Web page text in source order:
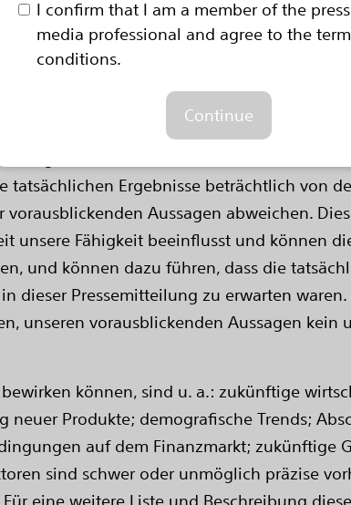
I confirm that I am a member of the
media professional and agree to the
conditions.
Continue
Act von 1934. In die Zukunft
„beabsichtigen“ und ähnlichen
Annahmen und Einschätzungen,
dazu gedacht, Garantien für
u. a. Aussagen in Bezug auf
liegenden Annahmen sich als falsch
tatsächlichen Ergebnisse beträchtlich von
Aussagen abweichen.
unsere Fähigkeit beeinflusst und können
und können dazu führen, dass die
dieser Pressemitteilung zu erwarten
unseren vorausblickenden Aussagen kein
können, sind u. a.: zukünftige
neuer Produkte; demografische Trends;
auf dem Finanzmarkt; zukünftige
sind schwer oder unmöglich präzise
eine weitere Liste und Beschreibung